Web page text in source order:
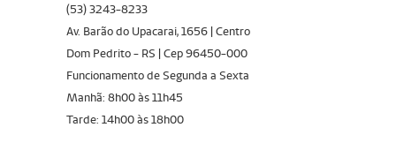
(53) 3243-8233
Av. Barão do Upacarai, 1656 | Centro
Dom Pedrito - RS | Cep 96450-000
Funcionamento de Segunda a Sexta
Manhã: 8h00 às 11h45
Tarde: 14h00 às 18h00